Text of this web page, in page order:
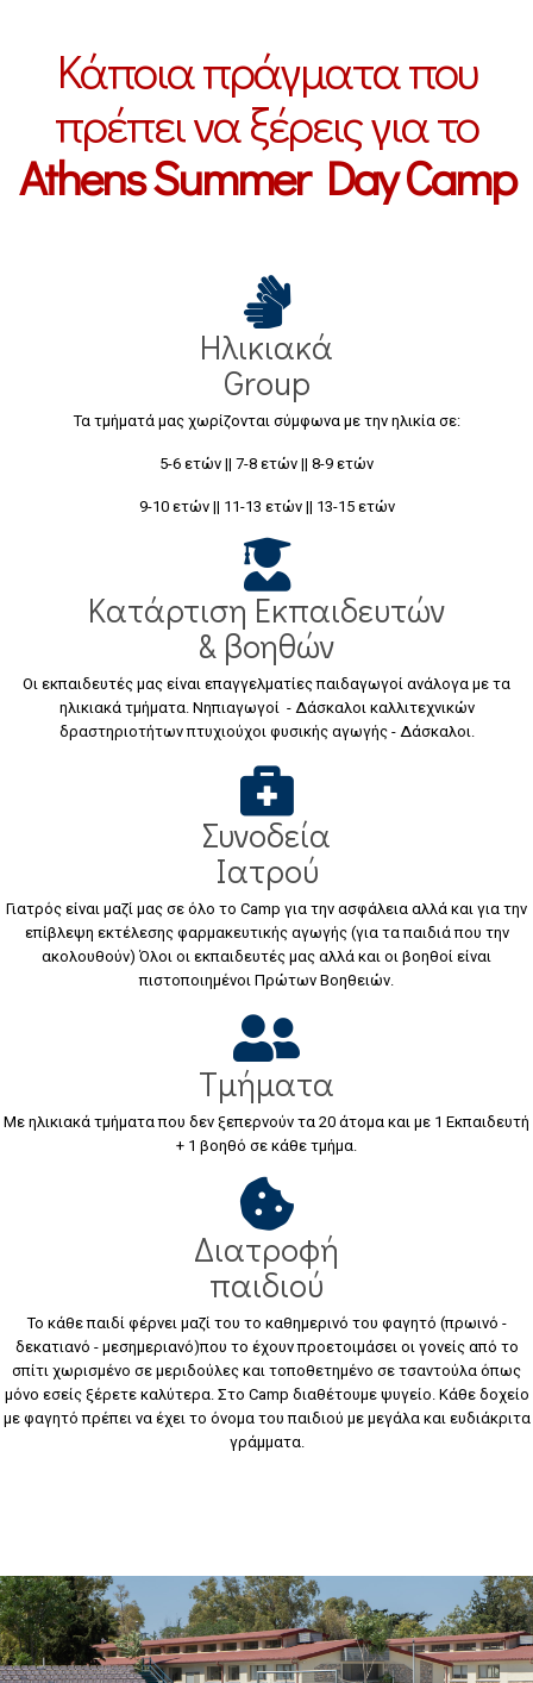
Κάποια πράγματα που
πρέπει να ξέρεις για το
Athens Summer Day Camp
Ηλικιακά
Group
Τα τμήματά μας χωρίζονται σύμφωνα με την ηλικία σε:
5-6 ετών || 7-8 ετών || 8-9 ετών
9-10 ετών || 11-13 ετών || 13-15 ετών
Κατάρτιση Εκπαιδευτών
& βοηθών
Οι εκπαιδευτές μας είναι επαγγελματίες παιδαγωγοί ανάλογα με τα
ηλικιακά τμήματα. Νηπιαγωγοί - Δάσκαλοι καλλιτεχνικών
δραστηριοτήτων πτυχιούχοι φυσικής αγωγής - Δάσκαλοι.
Συνοδεία
Ιατρού
Γιατρός είναι μαζί μας σε όλο το Camp για την ασφάλεια αλλά και για την
επίβλεψη εκτέλεσης φαρμακευτικής αγωγής (για τα παιδιά που την
ακολουθούν) Όλοι οι εκπαιδευτές μας αλλά και οι βοηθοί είναι
πιστοποιημένοι Πρώτων Βοηθειών.
Τμήματα
Με ηλικιακά τμήματα που δεν ξεπερνούν τα 20 άτομα και με 1 Εκπαιδευτή
+ 1 βοηθό σε κάθε τμήμα.
Διατροφή
παιδιού
Το κάθε παιδί φέρνει μαζί του το καθημερινό του φαγητό (πρωινό -
δεκατιανό - μεσημεριανό)που το έχουν προετοιμάσει οι γονείς από το
σπίτι χωρισμένο σε μεριδούλες και τοποθετημένο σε τσαντούλα όπως
μόνο εσείς ξέρετε καλύτερα. Στο Camp διαθέτουμε ψυγείο. Κάθε δοχείο
με φαγητό πρέπει να έχει το όνομα του παιδιού με μεγάλα και ευδιάκριτα
γράμματα.